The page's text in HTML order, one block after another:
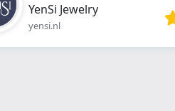
YenSi Jewelry
yensi.nl